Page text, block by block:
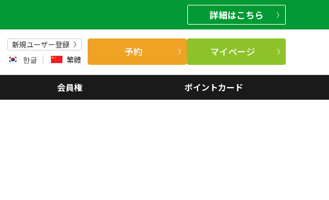
詳細はこちら
新規ユーザー登録
한글 繁體
予約 マイページ
会員権 ポイントカード